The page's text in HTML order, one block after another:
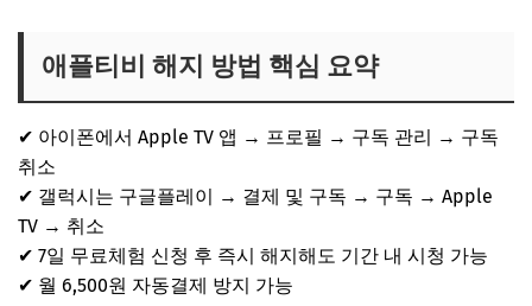
애플티비 해지 방법 핵심 요약
✔ 아이폰에서 Apple TV 앱 → 프로필 → 구독 관리 → 구독
취소
✔ 갤럭시는 구글플레이 → 결제 및 구독 → 구독 → Apple
TV → 취소
✔ 7일 무료체험 신청 후 즉시 해지해도 기간 내 시청 가능
✔ 월 6,500원 자동결제 방지 가능